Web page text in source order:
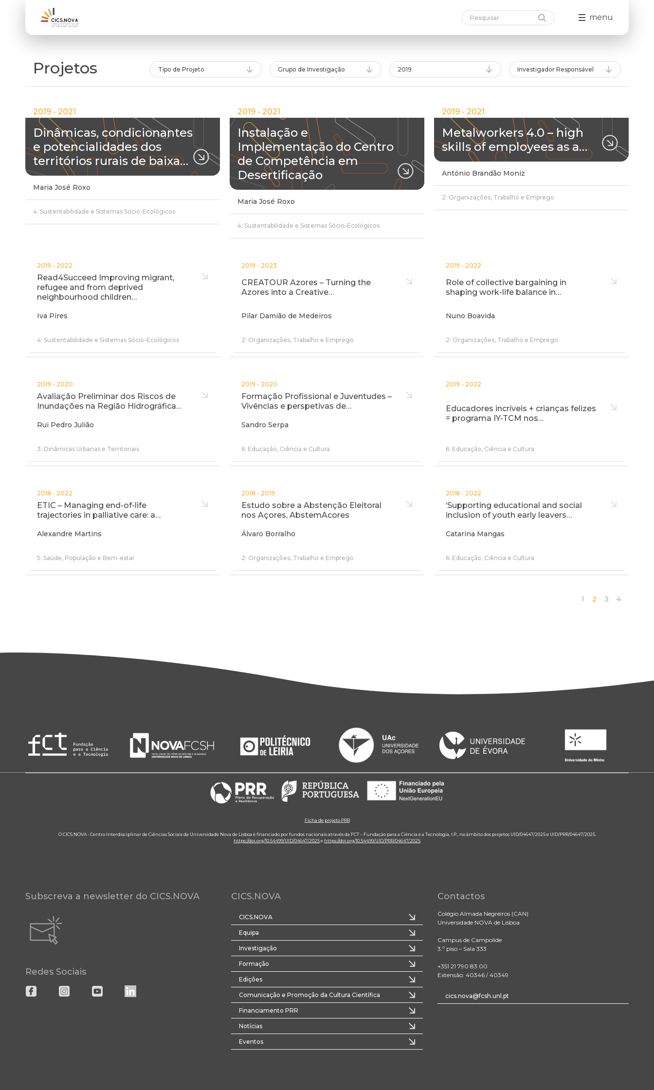
menu
Projetos Tipo de Projeto Grupo de Investigação 2019 Investigador Responsável
2019 - 2021
Dinâmicas, condicionantes
e potencialidades dos
territórios rurais de baixa…
Maria José Roxo
4: Sustentabilidade e Sistemas Sócio-Ecológicos
2019 - 2021
Instalação e
Implementação do Centro
de Competência em
Desertificação
Maria José Roxo
4: Sustentabilidade e Sistemas Sócio-Ecológicos
2019 - 2021
Metalworkers 4.0 – high
skills of employees as a…
António Brandão Moniz
2: Organizações, Trabalho e Emprego
2019 - 2022
Read4Succeed Improving migrant,
refugee and from deprived
neighbourhood children…
Iva Pires
4: Sustentabilidade e Sistemas Sócio-Ecológicos
2019 - 2023
CREATOUR Azores – Turning the
Azores into a Creative…
Pilar Damião de Medeiros
2: Organizações, Trabalho e Emprego
2019 - 2022
Role of collective bargaining in
shaping work-life balance in…
Nuno Boavida
2: Organizações, Trabalho e Emprego
2019 - 2020
Avaliação Preliminar dos Riscos de
Inundações na Região Hidrográfica…
Rui Pedro Julião
3: Dinâmicas Urbanas e Territoriais
2019 - 2020
Formação Profissional e Juventudes –
Vivências e perspetivas de…
Sandro Serpa
6: Educação, Ciência e Cultura
2019 - 2022
Educadores incríveis + crianças felizes
= programa IY-TCM nos…
6: Educação, Ciência e Cultura
2018 - 2022
ETIC – Managing end-of-life
trajectories in palliative care: a…
Alexandre Martins
5: Saúde, População e Bem-estar
2018 - 2019
Estudo sobre a Abstenção Eleitoral
nos Açores, AbstemAcores
Álvaro Borralho
2: Organizações, Trabalho e Emprego
2018 - 2022
‘Supporting educational and social
inclusion of youth early leavers…
Catarina Mangas
6: Educação, Ciência e Cultura
1 2 3 4
Ficha de projeto PRR
O CICS.NOVA - Centro Interdisciplinar de Ciências Sociais da Universidade Nova de Lisboa é financiado por fundos nacionais através da FCT – Fundação para a Ciência e a Tecnologia, I.P., no âmbito dos projetos UID/04647/2025 e UID/PRR/04647/2025.
https://doi.org/10.54499/UID/04647/2025e https://doi.org/10.54499/UID/PRR/04647/2025
Subscreva a newsletter do CICS.NOVA
Redes Sociais
CICS.NOVA
CICS.NOVA
Equipa
Investigação
Formação
Edições
Comunicação e Promoção da Cultura Científica
Financiamento PRR
Notícias
Eventos
Contactos
Colégio Almada Negreiros (CAN)
Universidade NOVA de Lisboa
Campus de Campolide
3.º piso – Sala 333
+351 21 790 83 00
Extensão: 40346 / 40349
cics.nova@fcsh.unl.pt